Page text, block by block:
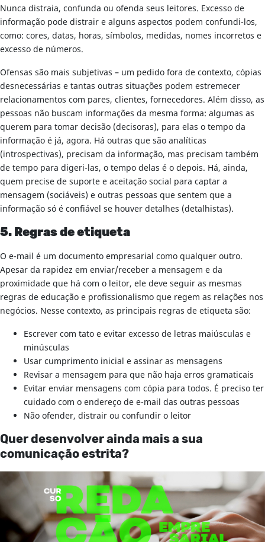
Nunca distraia, confunda ou ofenda seus leitores. Excesso de
informação pode distrair e alguns aspectos podem confundi-los,
como: cores, datas, horas, símbolos, medidas, nomes incorretos e
excesso de números.
Ofensas são mais subjetivas – um pedido fora de contexto, cópias
desnecessárias e tantas outras situações podem estremecer
relacionamentos com pares, clientes, fornecedores. Além disso, as
pessoas não buscam informações da mesma forma: algumas as
querem para tomar decisão (decisoras), para elas o tempo da
informação é já, agora. Há outras que são analíticas
(introspectivas), precisam da informação, mas precisam também
de tempo para digeri-las, o tempo delas é o depois. Há, ainda,
quem precise de suporte e aceitação social para captar a
mensagem (sociáveis) e outras pessoas que sentem que a
informação só é confiável se houver detalhes (detalhistas).
5. Regras de etiqueta
O e-mail é um documento empresarial como qualquer outro.
Apesar da rapidez em enviar/receber a mensagem e da
proximidade que há com o leitor, ele deve seguir as mesmas
regras de educação e profissionalismo que regem as relações nos
negócios. Nesse contexto, as principais regras de etiqueta são:
Escrever com tato e evitar excesso de letras maiúsculas e
minúsculas
Usar cumprimento inicial e assinar as mensagens
Revisar a mensagem para que não haja erros gramaticais
Evitar enviar mensagens com cópia para todos. É preciso ter
cuidado com o endereço de e-mail das outras pessoas
Não ofender, distrair ou confundir o leitor
Quer desenvolver ainda mais a sua
comunicação estrita?